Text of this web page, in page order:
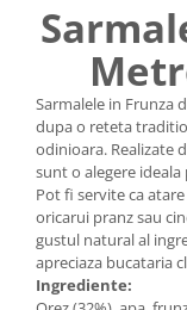
Sarmalele in Frunza
dupa o reteta
odinioara. Realizate
sunt o alegere
Pot fi servite ca
oricarui pranz sau
gustul natural al
apreciaza bucataria
Ingrediente: